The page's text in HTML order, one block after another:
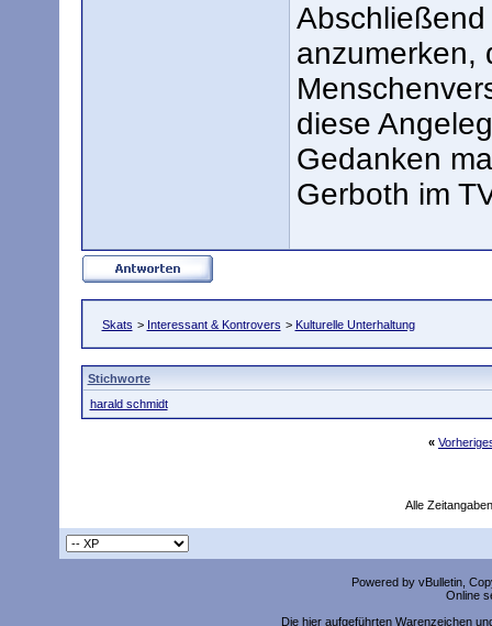
anzumerken,
diese
Gedanken
Gerboth im
Skats > Interessant & Kontrovers > Kulturelle Unterhaltung
Stichworte
harald schmidt
«
Alle
Powered by vBulletin,
Online
Die hier aufgeführten Warenzeichen